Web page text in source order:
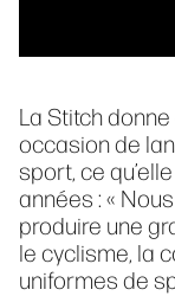
La Stitch
occasion de
sport, ce
années : «
produire une
le cyclisme, la
uniformes de